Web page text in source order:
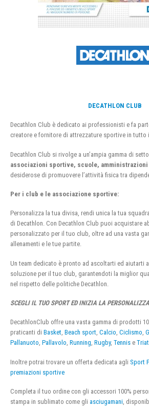
DECATHLON CLUB
Decathlon Club è dedicato ai professionisti e fa
creatore e fornitore di attrezzature sportive in tutto
Decathlon Club si rivolge a un’ampia gamma di
associazioni sportive, scuole,
desiderose di promuovere l’attività fisica tra
Per i club e le associazione sportive:
Personalizza la tua divisa, rendi unica la tua
di Decathlon. Con Decathlon Club puoi acquistare
personalizzato per il tuo club, oltre ad una vasta
allenamenti e le tue partite.
Un team dedicato è pronto ad ascoltarti ed aiutarti
soluzione per il tuo club, garantendoti la miglior
nel rispetto delle politiche Decathlon.
SCEGLI IL TUO SPORT ED INIZIA LA
DecathlonClub offre una vasta gamma di prodotti
praticanti di Basket, Beach sport, Calcio, Ciclismo,
Pallanuoto, Pallavolo, Running, Rugby, Tennis e
Inoltre potrai trovare un offerta dedicata agli Sport
premiazioni sportive
Completa il tuo ordine con gli accessori 100%
stampa in sublimato come gli asciugamani ,